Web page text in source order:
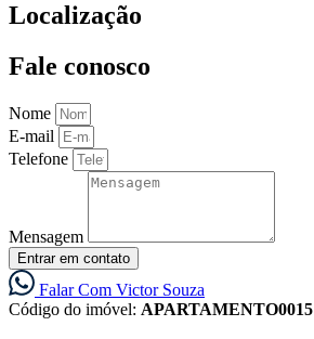
Localização
Fale conosco
Nome
E-mail
Telefone
Mensagem
Entrar em contato
Falar Com Victor Souza
Código do imóvel: APARTAMENTO0015